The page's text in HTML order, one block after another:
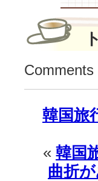
Comments
韓国旅
« 韓国
曲折